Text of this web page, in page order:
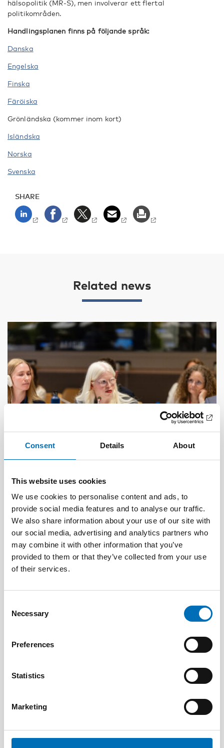
Consent Details About
This website uses cookies
We use cookies to personalise content and ads, to
provide social media features and to analyse our traffic.
We also share information about your use of our site with
our social media, advertising and analytics partners who
may combine it with other information that you’ve
provided to them or that they’ve collected from your use
of their services.
Selection
Necessary
Preferences
Statistics
Marketing
hälsopolitik (MR-S), men involverar ett flertal
politikområden.
Handlingsplanen finns på följande språk:
Danska
Engelska
Finska
Färöiska
Grönländska (kommer inom kort)
Isländska
Norska
Svenska
SHARE
Related news
17 Jun 2026
“Active citizenship is not a privilege; it is a
right”
28 May 2026